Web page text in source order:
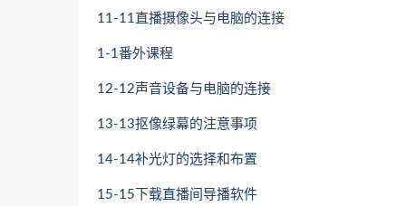
11-11直播摄像头与电脑的连接
1-1番外课程
12-12声音设备与电脑的连接
13-13抠像绿幕的注意事项
14-14补光灯的选择和布置
15-15下载直播间导播软件